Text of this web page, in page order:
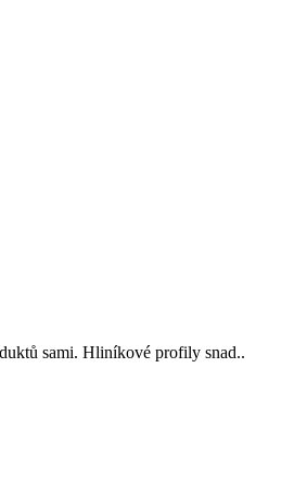
sami. Hliníkové profily snad..